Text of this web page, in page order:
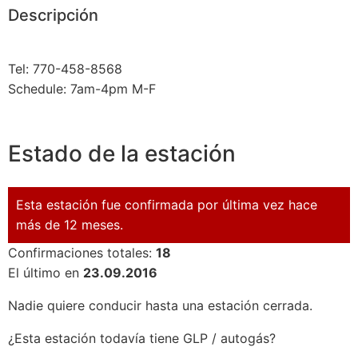
Descripción
Tel: 770-458-8568
Schedule: 7am-4pm M-F
Estado de la estación
Esta estación fue confirmada por última vez hace
más de 12 meses.
Confirmaciones totales: 18
El último en 23.09.2016
Nadie quiere conducir hasta una estación cerrada.
¿Esta estación todavía tiene GLP / autogás?